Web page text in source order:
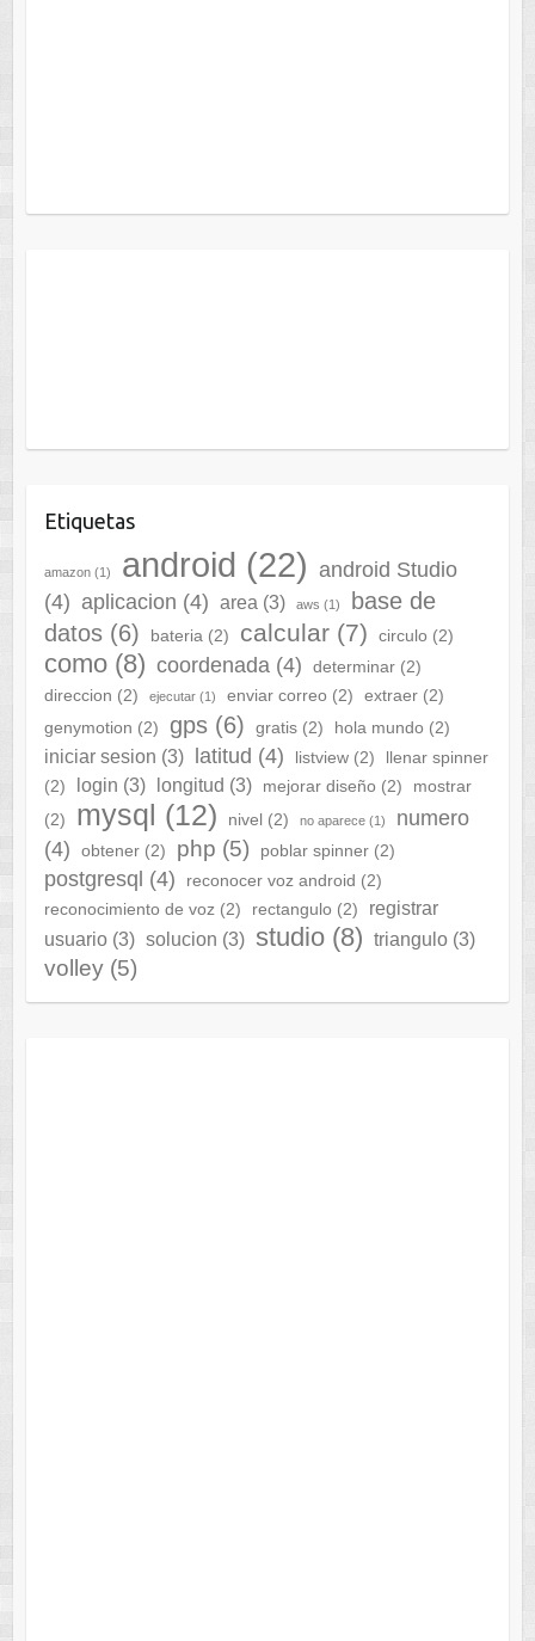
Etiquetas
amazon(1) android (22) android Studio
(4) aplicacion (4) area (3) aws (1)
base de
datos(6) bateria(2) calcular(7) circulo (2)
como(8) coordenada(4) determinar(2)
direccion (2) ejecutar(1) enviar correo (2) extraer(2)
genymotion (2) gps(6) gratis(2) hola mundo (2)
iniciar sesion (3) latitud (4) listview(2)
llenar spinner
(2)
login (3) longitud (3) mejorar diseño (2)
mostrar
(2)
mysql (12) nivel(2) no aparece(1)
numero
(4)
obtener(2) php (5) poblar spinner(2)
postgresql (4) reconocer voz android (2)
reconocimiento de voz(2) rectangulo (2)
registrar
usuario(3) solucion (3) studio(8) triangulo(3)
volley(5)